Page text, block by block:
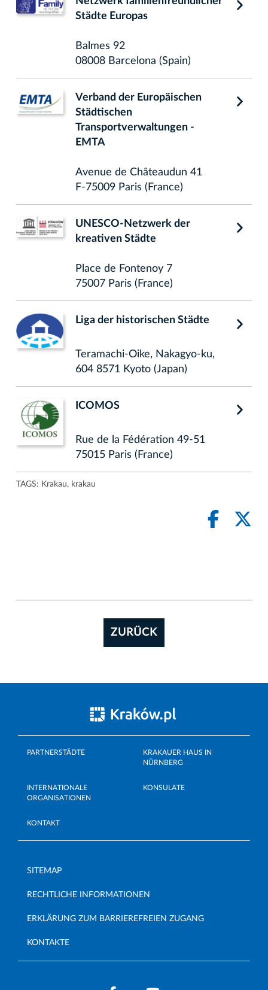
Städte Europas
Balmes 92
08008 Barcelona (Spain)
Verband der Europäischen
Städtischen
Transportverwaltungen -
EMTA
Avenue de Châteaudun 41
F-75009 Paris (France)
UNESCO-Netzwerk der
kreativen Städte
Place de Fontenoy 7
75007 Paris (France)
Liga der historischen Städte
Teramachi-Oike, Nakagyo-ku,
604 8571 Kyoto (Japan)
ICOMOS
Rue de la Fédération 49-51
75015 Paris (France)
TAGS: Krakau, krakau
ZURÜCK
PARTNERSTÄDTE
KRAKAUER HAUS IN
NÜRNBERG
INTERNATIONALE
ORGANISATIONEN
KONSULATE
KONTAKT
SITEMAP
RECHTLICHE INFORMATIONEN
ERKLÄRUNG ZUM BARRIEREFREIEN ZUGANG
KONTAKTE